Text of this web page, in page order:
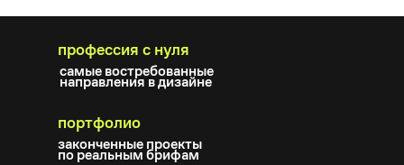
самые востребованные
направления в дизайне
профессия с нуля
законченные проекты
по реальным брифам
портфолио